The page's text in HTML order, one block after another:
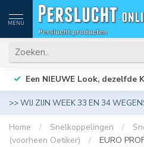
MENU
Een NIEUWE Look,
>> WIJ ZIJN WEEK 33 EN 34
Home / Snelkoppelingen /
(voorheen Oetiker)
/
EURO